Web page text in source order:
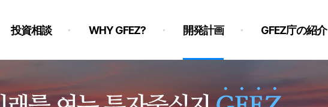
投資相談 WHY GFEZ? 開発計画 GFEZ庁の紹介